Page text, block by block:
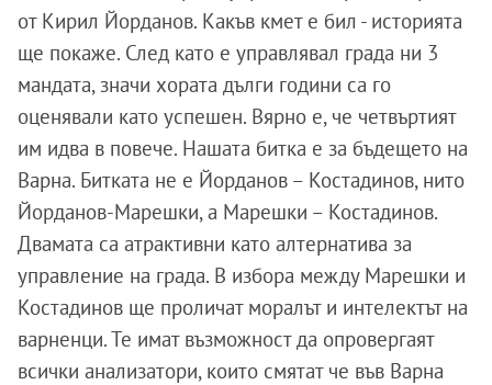
от Кирил Йорданов. Какъв кмет е бил - историята
ще покаже. След като е управлявал града ни 3
мандата, значи хората дълги години са го
оценявали като успешен. Вярно е, че четвъртият
им идва в повече. Нашата битка е за бъдещето на
Варна. Битката не е Йорданов – Костадинов, нито
Йорданов-Марешки, а Марешки – Костадинов.
Двамата са атрактивни като алтернатива за
управление на града. В избора между Марешки и
Костадинов ще проличат моралът и интелектът на
варненци. Те имат възможност да опровергаят
всички анализатори, които смятат че във Варна